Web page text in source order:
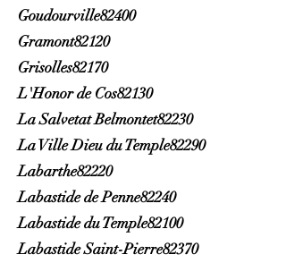
Goudourville82400
Gramont82120
Grisolles82170
L'Honor de Cos82130
La Salvetat Belmontet82230
La Ville Dieu du Temple82290
Labarthe82220
Labastide de Penne82240
Labastide du Temple82100
Labastide Saint-Pierre82370